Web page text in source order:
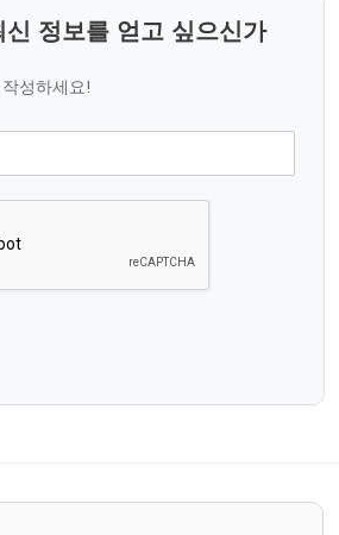
정보를 얻고 싶으신가
성하세요!